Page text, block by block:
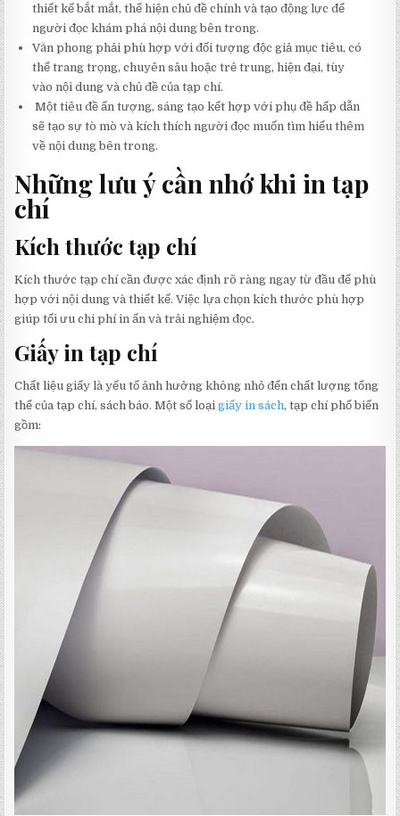
thiết kế bắt mắt, thể hiện chủ đề chính và tạo động lực để
người đọc khám phá nội dung bên trong.
Văn phong phải phù hợp với đối tượng độc giả mục tiêu, có
thể trang trọng, chuyên sâu hoặc trẻ trung, hiện đại, tùy
vào nội dung và chủ đề của tạp chí.
Một tiêu đề ấn tượng, sáng tạo kết hợp với phụ đề hấp dẫn
sẽ tạo sự tò mò và kích thích người đọc muốn tìm hiểu thêm
về nội dung bên trong.
Những lưu ý cần nhớ khi in tạp
chí
Kích thước tạp chí
Kích thước tạp chí cần được xác định rõ ràng ngay từ đầu để phù
hợp với nội dung và thiết kế. Việc lựa chọn kích thước phù hợp
giúp tối ưu chi phí in ấn và trải nghiệm đọc.
Giấy in tạp chí
Chất liệu giấy là yếu tố ảnh hưởng không nhỏ đến chất lượng tổng
thể của tạp chí, sách báo. Một số loạigiấy in sách, tạp chí phổ biến
gồm: